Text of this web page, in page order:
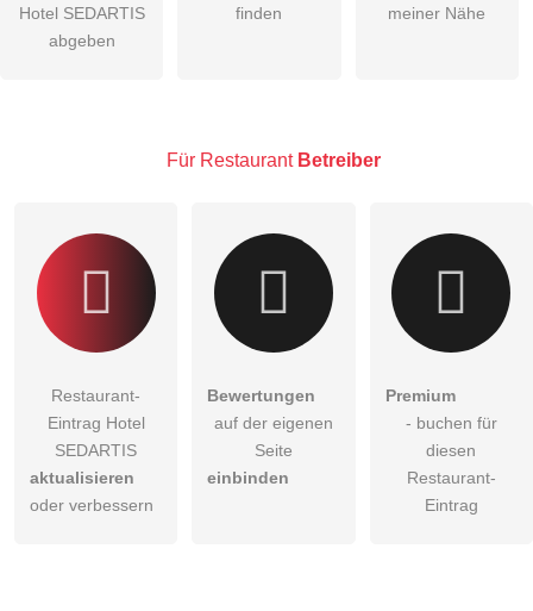
DieDatenschutzerklärung habe ich zur Kenntnis genommen.
Besucher sichtbar.
Hotel SEDARTIS
abgeben
finden
meiner Nähe
Für Restaurant Betreiber
Restaurant-
Eintrag Hotel
SEDARTIS
aktualisieren
oder verbessern
Bewertungen
auf der eigenen
Seite
einbinden
Premium
- buchen für
diesen
Restaurant-
Eintrag